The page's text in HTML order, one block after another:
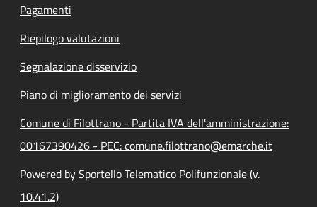
Pagamenti
Riepilogo valutazioni
Segnalazione disservizio
Piano di miglioramento dei servizi
Comune di Filottrano - Partita IVA dell'amministrazione:
00167390426 - PEC: comune.filottrano@emarche.it
Powered by Sportello Telematico Polifunzionale (v.
10.41.2)